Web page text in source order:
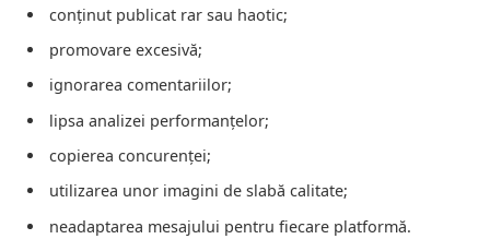
conținut publicat rar sau haotic;
promovare excesivă;
ignorarea comentariilor;
lipsa analizei performanțelor;
copierea concurenței;
utilizarea unor imagini de slabă calitate;
neadaptarea mesajului pentru fiecare platformă.